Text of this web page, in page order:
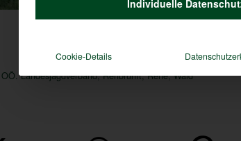
Rehbrunft (A. Lindinger)
OÖ. Landesjagdverband,Rehbrunft,Rehe,Wald
Individuelle
Cookie-Details